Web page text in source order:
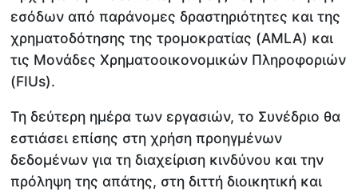
εσόδων από παράνομες δραστηριότητες και της
χρηματοδότησης της τρομοκρατίας (AMLA) και
τις Μονάδες Χρηματοοικονομικών Πληροφοριών
(FIUs).
Τη δεύτερη ημέρα των εργασιών, το Συνέδριο θα
εστιάσει επίσης στη χρήση προηγμένων
δεδομένων για τη διαχείριση κινδύνου και την
πρόληψη της απάτης, στη διττή διοικητική και